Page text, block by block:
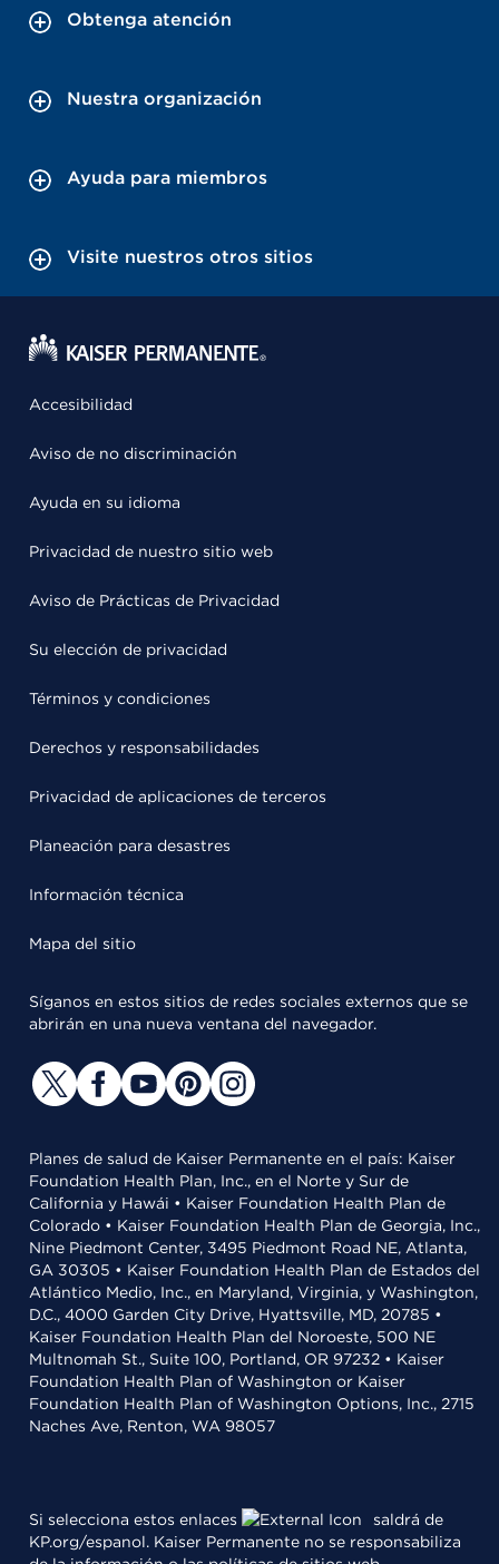
Obtenga atención
Nuestra organización
Ayuda para miembros
Visite nuestros otros sitios
Accesibilidad
Aviso de no discriminación
Ayuda en su idioma
Privacidad de nuestro sitio web
Aviso de Prácticas de Privacidad
Su elección de privacidad
Términos y condiciones
Derechos y responsabilidades
Privacidad de aplicaciones de terceros
Planeación para desastres
Información técnica
Mapa del sitio
Síganos en estos sitios de redes sociales externos que se
abrirán en una nueva ventana del navegador.
Planes de salud de Kaiser Permanente en el país: Kaiser
Foundation Health Plan, Inc., en el Norte y Sur de
California y Hawái • Kaiser Foundation Health Plan de
Colorado • Kaiser Foundation Health Plan de Georgia, Inc.,
Nine Piedmont Center, 3495 Piedmont Road NE, Atlanta,
GA 30305 • Kaiser Foundation Health Plan de Estados del
Atlántico Medio, Inc., en Maryland, Virginia, y Washington,
D.C., 4000 Garden City Drive, Hyattsville, MD, 20785 •
Kaiser Foundation Health Plan del Noroeste, 500 NE
Multnomah St., Suite 100, Portland, OR 97232 • Kaiser
Foundation Health Plan of Washington or Kaiser
Foundation Health Plan of Washington Options, Inc., 2715
Naches Ave, Renton, WA 98057
Si selecciona estos enlaces
saldrá de
KP.org/espanol. Kaiser Permanente no se responsabiliza